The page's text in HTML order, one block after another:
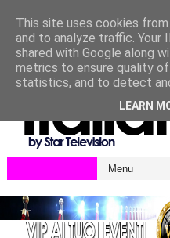
This site uses cookies
and to analyze traffic. Your
shared with Google along
metrics to ensure quality
statistics, and to detect
LEARN